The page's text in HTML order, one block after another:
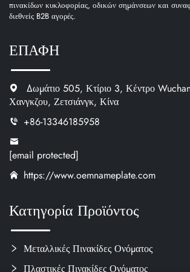
πινακίδων κυκλοφορίας, οδικών σημάνσεων και
διεθνείς B2B αγορές.
ΕΠΑΦΗ
Δωμάτιο 505, Κτίριο 3, Κέντρο
Χανγκζου, Ζετσιάνγκ, Κίνα
+86-13346185958
[email protected]
https://www.oemnameplate.com
Κατηγορία Προϊόντος
Μεταλλικές Πινακίδες Ονόματος
Πλαστικές Πινακίδες Ονόματος